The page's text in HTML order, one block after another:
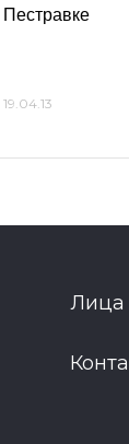
Пестравке
19.04.13
Лица